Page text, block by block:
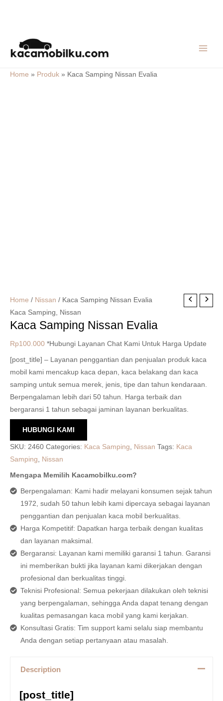
content
Home » Produk » Kaca Samping Nissan Evalia
Home / Nissan / Kaca Samping Nissan Evalia
Kaca Samping, Nissan
Kaca Samping Nissan Evalia
Rp100.000 *Hubungi Layanan Chat Kami Untuk Harga Update
[post_title] – Layanan penggantian dan penjualan produk kaca
mobil kami mencakup kaca depan, kaca belakang dan kaca
samping untuk semua merek, jenis, tipe dan tahun kendaraan.
Berpengalaman lebih dari 50 tahun. Harga terbaik dan
bergaransi 1 tahun sebagai jaminan layanan berkualitas.
HUBUNGI KAMI
SKU: 2460 Categories: Kaca Samping, Nissan Tags: Kaca
Samping, Nissan
Mengapa Memilih Kacamobilku.com?
Berpengalaman: Kami hadir melayani konsumen sejak tahun
1972, sudah 50 tahun lebih kami dipercaya sebagai layanan
penggantian dan penjualan kaca mobil berkualitas.
Harga Kompetitif: Dapatkan harga terbaik dengan kualitas
dan layanan maksimal.
Bergaransi: Layanan kami memiliki garansi 1 tahun. Garansi
ini memberikan bukti jika layanan kami dikerjakan dengan
profesional dan berkualitas tinggi.
Teknisi Profesional: Semua pekerjaan dilakukan oleh teknisi
yang berpengalaman, sehingga Anda dapat tenang dengan
kualitas pemasangan kaca mobil yang kami kerjakan.
Konsultasi Gratis: Tim support kami selalu siap membantu
Anda dengan setiap pertanyaan atau masalah.
Description
[post_title]